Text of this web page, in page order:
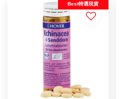
Best特選現貨